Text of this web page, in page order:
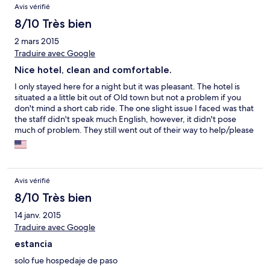
Avis vérifié
8/10 Très bien
2 mars 2015
Traduire avec Google
Nice hotel, clean and comfortable.
I only stayed here for a night but it was pleasant. The hotel is
situated a a little bit out of Old town but not a problem if you
don't mind a short cab ride. The one slight issue I faced was that
the staff didn't speak much English, however, it didn't pose
much of problem. They still went out of their way to help/please
me. My room was very comfortable, neat and tidy. It was also
very quiet which was very important to me at the time. I needed
Avis vérifié
8/10 Très bien
14 janv. 2015
Traduire avec Google
estancia
solo fue hospedaje de paso